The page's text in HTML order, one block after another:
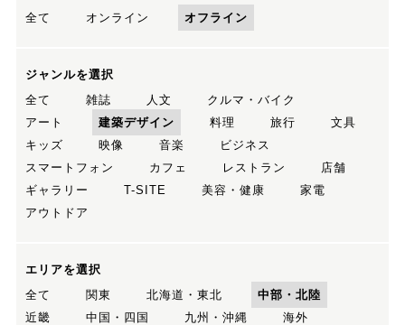
全て
オンライン オフライン
ジャンルを選択
全て
雑誌 人文
クルマ・バイク
アート
建築デザイン 料理 旅行
文具
キッズ
映像 音楽
ビジネス
スマートフォン
カフェ レストラン
店舗
ギャラリー
T-SITE 美容・健康
家電
アウトドア
エリアを選択
全て
関東 北海道・東北
中部・北陸
近畿
中国・四国 九州・沖縄 海外